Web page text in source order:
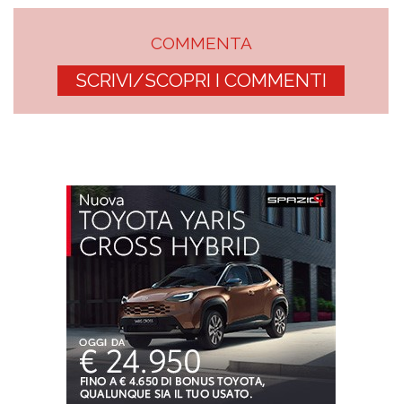
COMMENTA
SCRIVI/SCOPRI I COMMENTI